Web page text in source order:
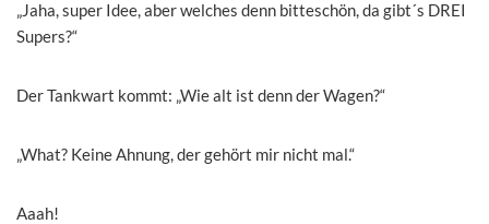
„Jaha, super Idee, aber welches denn bitteschön, da gibt´s DREI
Supers?“
Der Tankwart kommt: „Wie alt ist denn der Wagen?“
„What? Keine Ahnung, der gehört mir nicht mal.“
Aaah!